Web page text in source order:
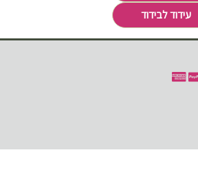
עידוד לבידוד